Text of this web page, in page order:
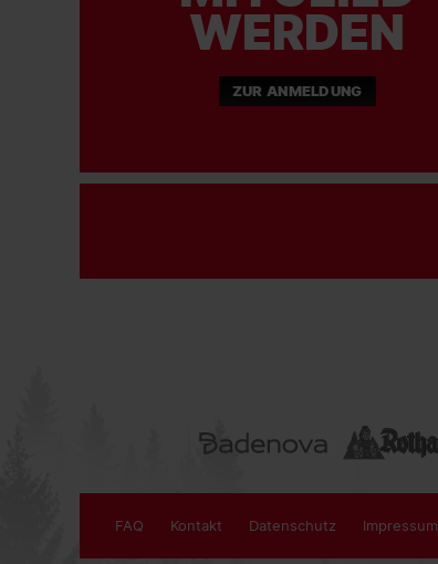
WERDEN
ZUR ANMELDUNG
FAQ Kontakt Datenschutz Impressum